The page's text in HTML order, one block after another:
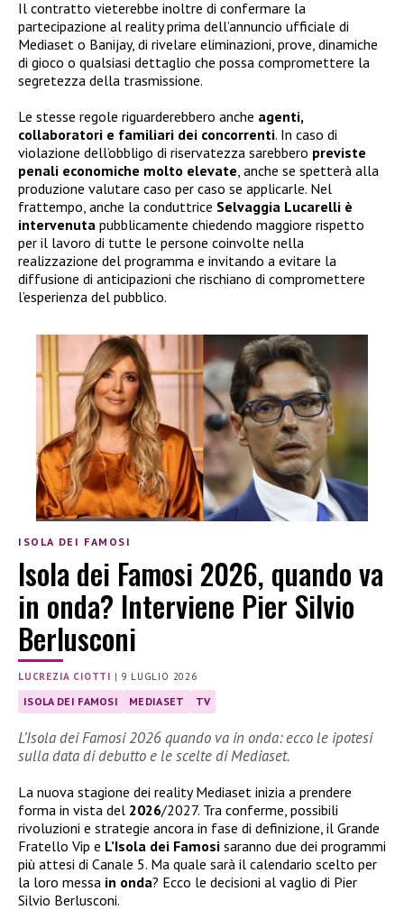
Il contratto vieterebbe inoltre di confermare la
partecipazione al reality prima dell’annuncio ufficiale di
Mediaset o Banijay, di rivelare eliminazioni, prove, dinamiche
di gioco o qualsiasi dettaglio che possa compromettere la
segretezza della trasmissione.
Le stesse regole riguarderebbero anche agenti,
collaboratori e familiari dei concorrenti. In caso di
violazione dell’obbligo di riservatezza sarebbero previste
penali economiche molto elevate , anche se spetterà alla
produzione valutare caso per caso se applicarle. Nel
frattempo, anche la conduttrice Selvaggia Lucarelli è
intervenuta pubblicamente chiedendo maggiore rispetto
per il lavoro di tutte le persone coinvolte nella
realizzazione del programma e invitando a evitare la
diffusione di anticipazioni che rischiano di compromettere
l’esperienza del pubblico.
ISOLA DEI FAMOSI
Isola dei Famosi 2026, quando va
in onda? Interviene Pier Silvio
Berlusconi
LUCREZIA CIOTTI | 9 LUGLIO 2026
ISOLA DEI FAMOSI MEDIASET TV
L’Isola dei Famosi 2026 quando va in onda: ecco le ipotesi
sulla data di debutto e le scelte di Mediaset.
La nuova stagione dei reality Mediaset inizia a prendere
forma in vista del 2026/2027. Tra conferme, possibili
rivoluzioni e strategie ancora in fase di definizione, il Grande
Fratello Vip e L’Isola dei Famosi saranno due dei programmi
più attesi di Canale 5. Ma quale sarà il calendario scelto per
la loro messa in onda? Ecco le decisioni al vaglio di Pier
Silvio Berlusconi.